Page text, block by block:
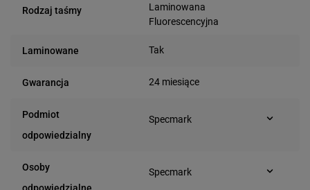
Rodzaj taśmy
Laminowana
Fluorescencyjna
Laminowane Tak
Gwarancja 24 miesiące
Podmiot
odpowiedzialny
Specmark
e-mail: gspr@ptmb.pl
Osoby
odpowiedzialne
Specmark